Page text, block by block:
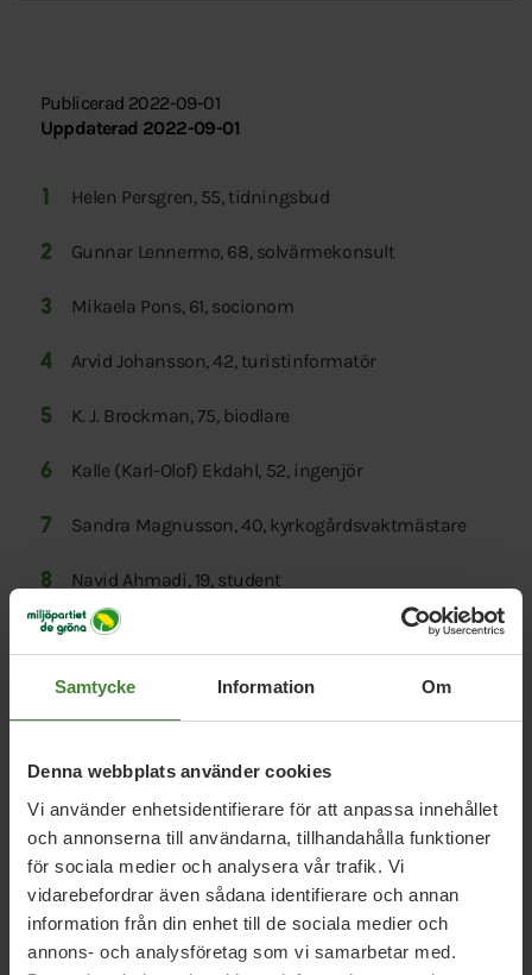
Samtycke Information Om
Denna webbplats använder cookies
Vi använder enhetsidentifierare för att anpassa innehållet
och annonserna till användarna, tillhandahålla funktioner
för sociala medier och analysera vår trafik. Vi
vidarebefordrar även sådana identifierare och annan
information från din enhet till de sociala medier och
annons- och analysföretag som vi samarbetar med.
Publicerad 2022-09-01
Uppdaterad 2022-09-01
Helen Persgren, 55, tidningsbud
Gunnar Lennermo, 68, solvärmekonsult
Mikaela Pons, 61, socionom
Arvid Johansson, 42, turistinformatör
K. J. Brockman, 75, biodlare
Kalle (Karl-Olof) Ekdahl, 52, ingenjör
Sandra Magnusson, 40, kyrkogårdsvaktmästare
Navid Ahmadi, 19, student
Lars Persgren, 66, småbrukare
Gunn Nordqvist, 91, pensionär